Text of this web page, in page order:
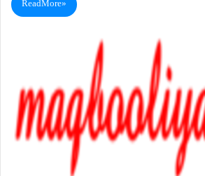
Read More »